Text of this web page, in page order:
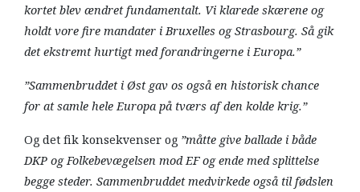
kortet blev ændret fundamentalt. Vi klarede skærene og
holdt vore fire mandater i Bruxelles og Strasbourg. Så gik
det ekstremt hurtigt med forandringerne i Europa.”
”Sammenbruddet i Øst gav os også en historisk chance
for at samle hele Europa på tværs af den kolde krig.”
Og det fik konsekvenser og ”måtte give ballade i både
DKP og Folkebevægelsen mod EF og ende med splittelse
begge steder. Sammenbruddet medvirkede også til fødslen